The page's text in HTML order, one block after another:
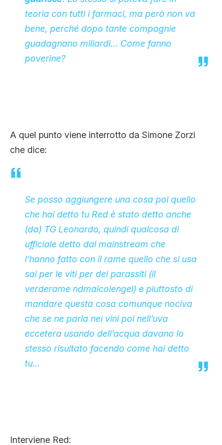
teoria con tutti i farmaci, ma però non va
bene, perché dopo tante compagnie
guadagnano miliardi… Come fanno
poverine?
A quel punto viene interrotto da Simone Zorzi
che dice:
Se posso aggiungere una cosa poi quello
che hai detto tu Red è stato detto anche
(da) TG Leonardo, quindi qualcosa di
ufficiale detto dal mainstream che
l’hanno fatto con il rame quello che si usa
sai per le viti per dei parassiti (il
verderame ndmaicolengel) e piuttosto di
mandare questa cosa comunque nociva
che se ne parla nei vini poi nell’uva
eccetera usando dell’acqua davano lo
stesso risultato facendo come hai detto
tu…
Interviene Red: